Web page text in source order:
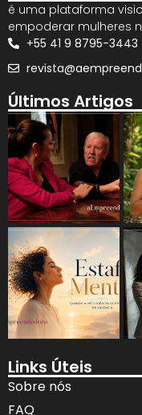
é uma plataforma
empoderar mulheres
+55 41 9 8795-3443
Últimos Artigos
Links Úteis
Sobre nós
FAQ